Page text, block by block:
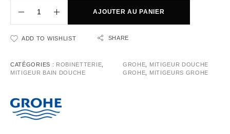
AJOUTER AU PANIER
ADD TO WISHLIST SHARE
CATÉGORIES : ROBINETTERIE
MITIGEUR BAIN DOUCHE
GROHE
MITIGEUR DOUCHE
GROHE
MITIGEURS GROHE